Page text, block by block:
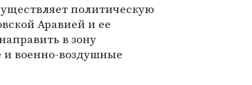
политическую
Аравией и ее
в зону
и военно-воздушные